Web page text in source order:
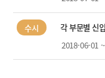
수시
각 부문별 신
2018-06-01